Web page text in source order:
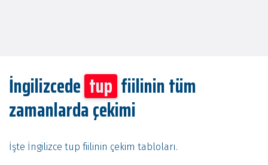
İngilizcede tup fiilinin tüm
zamanlarda çekimi
İşte İngilizce tup fiilinin çekim tabloları.